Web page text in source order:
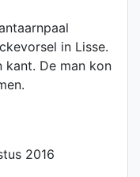
in Lisse.
kant. De man kon
2016